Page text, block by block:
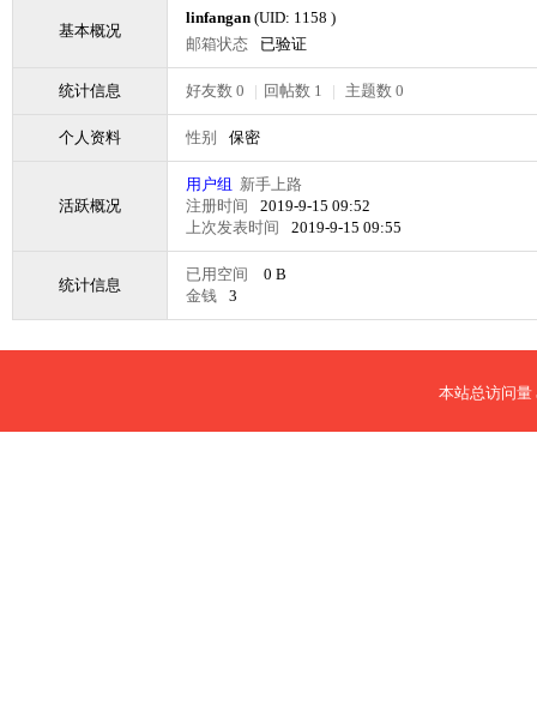
基本概况
linfangan (UID: 1158 )
邮箱状态
已验证
统计信息 好友数 0 | 回帖数 1 | 主题数 0
个人资料 性别 保密
活跃概况
用户组 新手上路
注册时间
2019-9-15 09:52
上次发表时间
2019-9-15 09:55
统计信息
已用空间
0 B
金钱
3
本站总访问量